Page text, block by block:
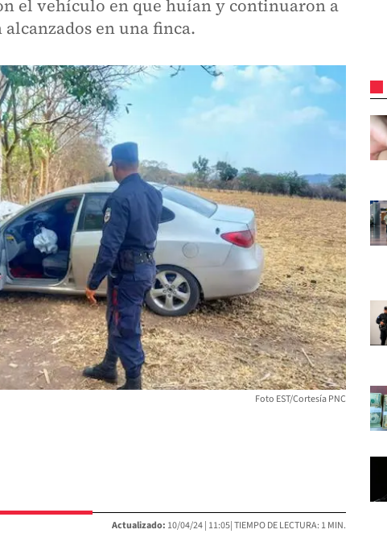
el vehículo en que huían y continuaron a
en una finca.
Foto EST/Cortesía PNC
Actualizado: 10/04/24 | 11:05| TIEMPO DE LECTURA: 1 MIN.